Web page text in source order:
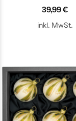
39,99€
inkl. MwSt.